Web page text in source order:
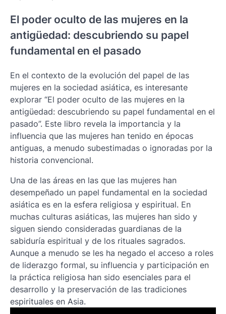
El poder oculto de las mujeres en la
antigüedad: descubriendo su papel
fundamental en el pasado
En el contexto de la evolución del papel de las
mujeres en la sociedad asiática, es interesante
explorar “El poder oculto de las mujeres en la
antigüedad: descubriendo su papel fundamental en el
pasado”. Este libro revela la importancia y la
influencia que las mujeres han tenido en épocas
antiguas, a menudo subestimadas o ignoradas por la
historia convencional.
Una de las áreas en las que las mujeres han
desempeñado un papel fundamental en la sociedad
asiática es en la esfera religiosa y espiritual. En
muchas culturas asiáticas, las mujeres han sido y
siguen siendo consideradas guardianas de la
sabiduría espiritual y de los rituales sagrados.
Aunque a menudo se les ha negado el acceso a roles
de liderazgo formal, su influencia y participación en
la práctica religiosa han sido esenciales para el
desarrollo y la preservación de las tradiciones
espirituales en Asia.